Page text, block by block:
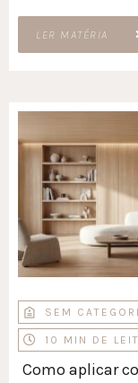
LER MATÉRIA
SEM
10 MIN DE
Como aplicar